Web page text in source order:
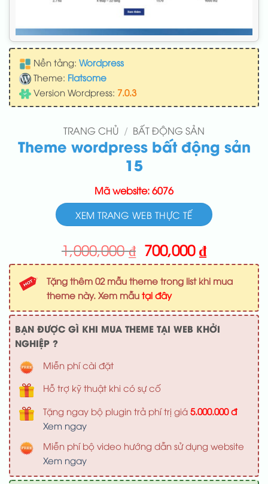
Nền tảng: Wordpress
Theme: Flatsome
Version Wordpress: 7.0.3
TRANG CHỦ / BẤT ĐỘNG SẢN
Theme wordpress bất động sản
15
Mã website: 6076
XEM TRANG WEB THỰC TẾ
1,000,000₫ Giá
gốc
là:
1,000,000 ₫.
700,000₫Giá
hiện
tại
700,000
Tặng thêm 02 mẫu theme trong list khi mua
theme này. Xem mẫu tại đây
BẠN ĐƯỢC GÌ KHI MUA THEME TẠI WEB KHỞI
NGHIỆP ?
Miễn phí cài đặt
Hỗ trợ kỹ thuật khi có sự cố
Tặng ngay bộ plugin trả phí trị giá 5.000.000 đ
Xem ngay
Miễn phí bộ video hướng dẫn sử dụng website
Xem ngay